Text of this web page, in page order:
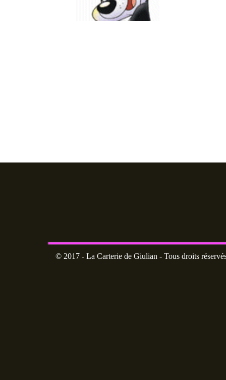
© 2017 - La Carterie de Giulian - Tous droits